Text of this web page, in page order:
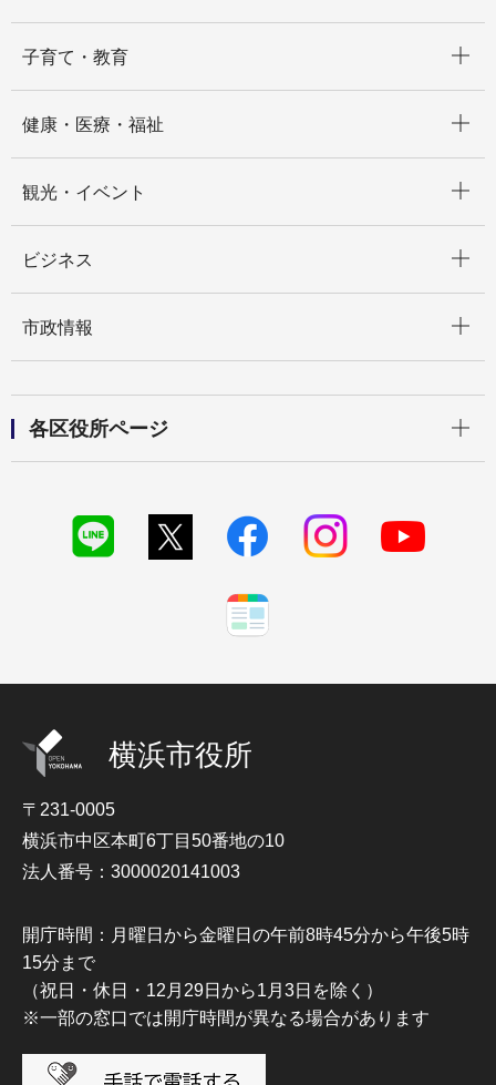
子育て・教育
健康・医療・福祉
観光・イベント
ビジネス
市政情報
各区役所ページ
横浜市役所
〒231-0005
横浜市中区本町6丁目50番地の10
法人番号：3000020141003
開庁時間：月曜日から金曜日の午前8時45分から午後5時
15分まで
（祝日・休日・12月29日から1月3日を除く）
※一部の窓口では開庁時間が異なる場合があります